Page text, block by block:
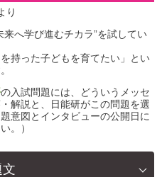
り
へ学び進むチカラ”を試してい
持った子どもを育てたい」とい
の入試問題には、どういうメッセ
解説と、日能研がこの問題を選
意図とインタビューの公開日に
。）
文